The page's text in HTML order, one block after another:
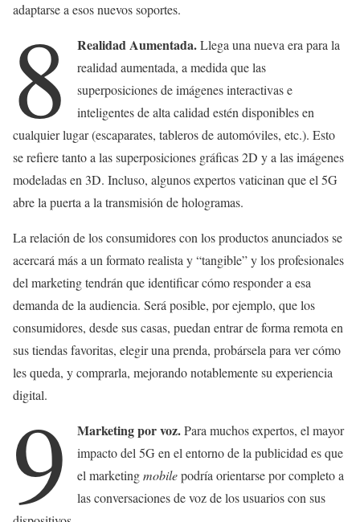
adaptarse a esos nuevos soportes.
8 Realidad Aumentada.Llega una nueva era para la
realidad aumentada, a medida que las
superposiciones de imágenes interactivas e
inteligentes de alta calidad estén disponibles en
cualquier lugar (escaparates, tableros de automóviles, etc.). Esto
se refiere tanto a las superposiciones gráficas 2D y a las imágenes
modeladas en 3D. Incluso, algunos expertos vaticinan que el 5G
abre la puerta a la transmisión de hologramas.
La relación de los consumidores con los productos anunciados se
acercará más a un formato realista y “tangible” y los profesionales
del marketing tendrán que identificar cómo responder a esa
demanda de la audiencia. Será posible, por ejemplo, que los
consumidores, desde sus casas, puedan entrar de forma remota en
sus tiendas favoritas, elegir una prenda, probársela para ver cómo
les queda, y comprarla, mejorando notablemente su experiencia
digital.
9 Marketing por voz.Para muchos expertos, el mayor
impacto del 5G en el entorno de la publicidad es que
el marketingmobilepodría orientarse por completo a
las conversaciones de voz de los usuarios con sus